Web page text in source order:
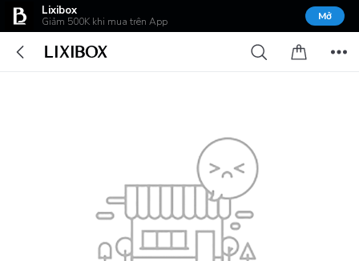
Lixibox
Giảm 500K khi mua trên App Mở